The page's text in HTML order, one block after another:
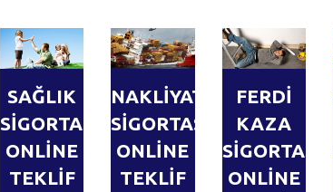
SAĞLIK
SİGORTASI
ONLİNE
TEKLİF
NAKLİYAT
SİGORTASI
ONLİNE
TEKLİF
FERDİ
KAZA
SİGORTASI
ONLİNE